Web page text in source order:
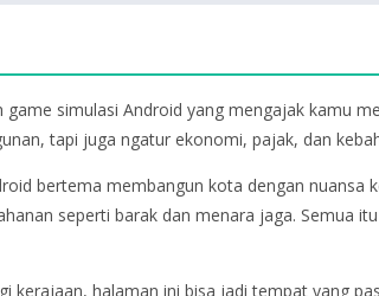
simulasi Android yang mengajak kamu
tapi juga ngatur ekonomi, pajak, dan
bertema membangun kota dengan nuansa
seperti barak dan menara jaga. Semua
kerajaan, halaman ini bisa jadi tempat yang